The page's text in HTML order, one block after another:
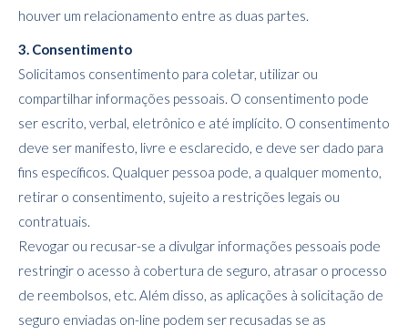
houver um relacionamento entre as duas partes.
3. Consentimento
Solicitamos consentimento para coletar, utilizar ou
compartilhar informações pessoais. O consentimento pode
ser escrito, verbal, eletrônico e até implícito. O consentimento
deve ser manifesto, livre e esclarecido, e deve ser dado para
fins específicos. Qualquer pessoa pode, a qualquer momento,
retirar o consentimento, sujeito a restrições legais ou
contratuais.
Revogar ou recusar-se a divulgar informações pessoais pode
restringir o acesso à cobertura de seguro, atrasar o processo
de reembolsos, etc. Além disso, as aplicações à solicitação de
seguro enviadas on-line podem ser recusadas se as